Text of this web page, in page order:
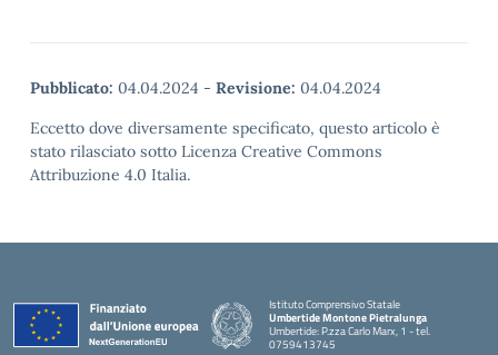
Pubblicato: 04.04.2024 - Revisione: 04.04.2024
Eccetto dove diversamente specificato, questo articolo è
stato rilasciato sotto Licenza Creative Commons
Attribuzione 4.0 Italia.
Istituto Comprensivo Statale
Umbertide Montone Pietralunga
Umbertide: P.zza Carlo Marx, 1 - tel.
0759413745